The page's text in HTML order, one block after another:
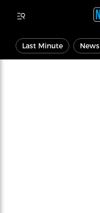
Last Minute News